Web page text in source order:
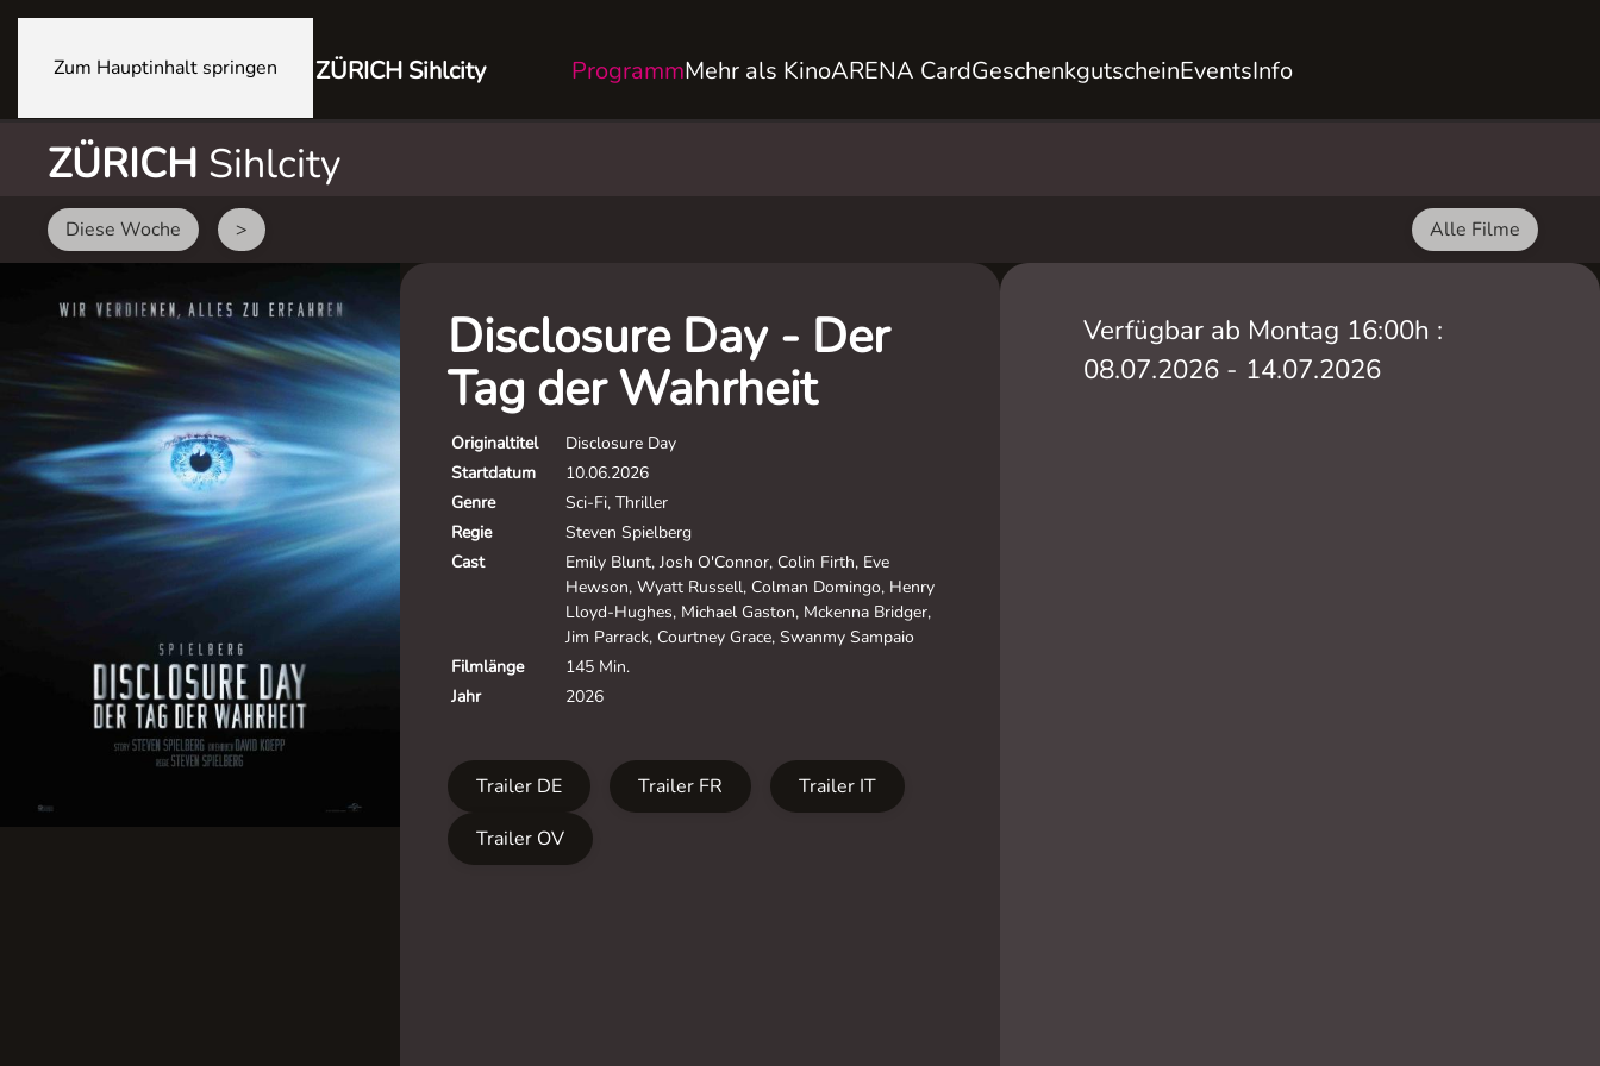
Zum Hauptinhalt springen ZÜRICH Sihlcity ProgrammMehr als KinoARENA CardGeschenkgutscheinEventsInfo
ZÜRICH Sihlcity
Diese Woche > Alle Filme
Disclosure Day - Der
Tag der Wahrheit
Originaltitel
Disclosure Day
Startdatum
10.06.2026
Genre
Sci-Fi, Thriller
Regie
Steven Spielberg
Cast
Emily Blunt, Josh O'Connor, Colin Firth, Eve
Hewson, Wyatt Russell, Colman Domingo, Henry
Lloyd-Hughes, Michael Gaston, Mckenna Bridger,
Jim Parrack, Courtney Grace, Swanmy Sampaio
Filmlänge
145 Min.
Jahr
2026
Trailer DE Trailer FR
Trailer IT
Trailer OV
Verfügbar ab Montag 16:00h :
08.07.2026 - 14.07.2026